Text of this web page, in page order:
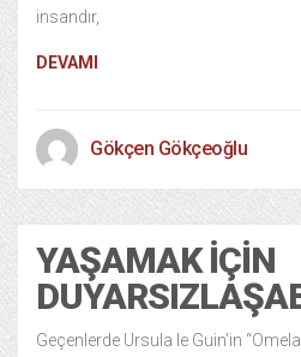
insandır,
DEVAMI
Gökçen Gökçeoğlu
YAŞAMAK IÇIN
Geçenlerde Ursula le Guin’in